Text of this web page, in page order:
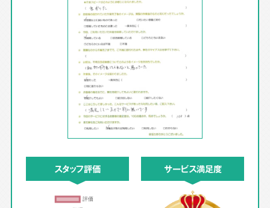
スタッフ評価 サービス満足度